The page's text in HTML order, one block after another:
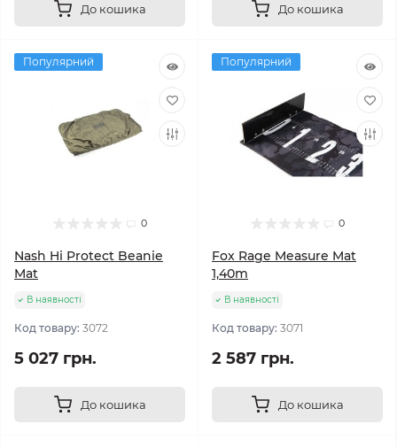
До кошика До кошика
Популярний
0
Nash Hi Protect Beanie
Mat
В наявності
Код товару: 3072
5 027 грн.
До кошика
Популярний
0
Fox Rage Measure Mat
1,40m
В наявності
Код товару: 3071
2 587 грн.
До кошика